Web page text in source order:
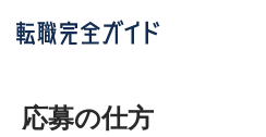
応募の仕方